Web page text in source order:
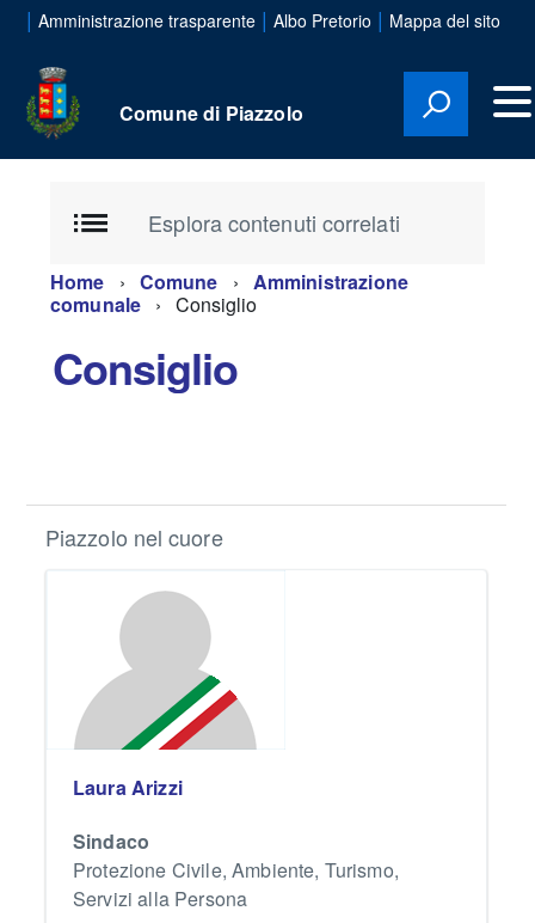
| Amministrazione trasparente | Albo Pretorio | Mappa del sito
Comune di Piazzolo
Esplora contenuti correlati
Home Comune
Amministrazione
comunale
Consiglio
Consiglio
Piazzolo nel cuore
Laura Arizzi
Sindaco
Protezione Civile, Ambiente, Turismo,
Servizi alla Persona